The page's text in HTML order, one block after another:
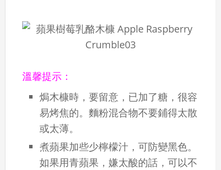
溫馨提示：
焗木槺時，要留意，已加了糖，很容
易烤焦的。麵粉混合物不要鋪得太散
或太薄。
煮蘋果加些少檸檬汁，可防變黑色。
如果用青蘋果，嫌太酸的話，可以不